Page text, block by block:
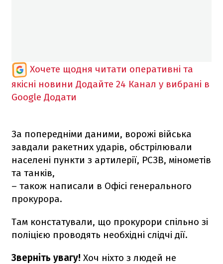
Хочете щодня читати оперативні та
якісні новини Додайте 24 Канал у вибрані в
Google Додати
За попередніми даними, ворожі війська
завдали ракетних ударів, обстрілювали
населені пункти з артилерії, РСЗВ, мінометів
та танків,
– також написали в Офісі генерального
прокурора.
Там констатували, що прокурори спільно зі
поліцією проводять необхідні слідчі дії.
Зверніть увагу! Хоч ніхто з людей не